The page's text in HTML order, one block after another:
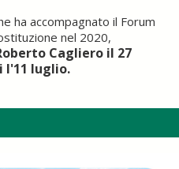
ha accompagnato il Forum
nel 2020,
Cagliero il 27
l'11 luglio.